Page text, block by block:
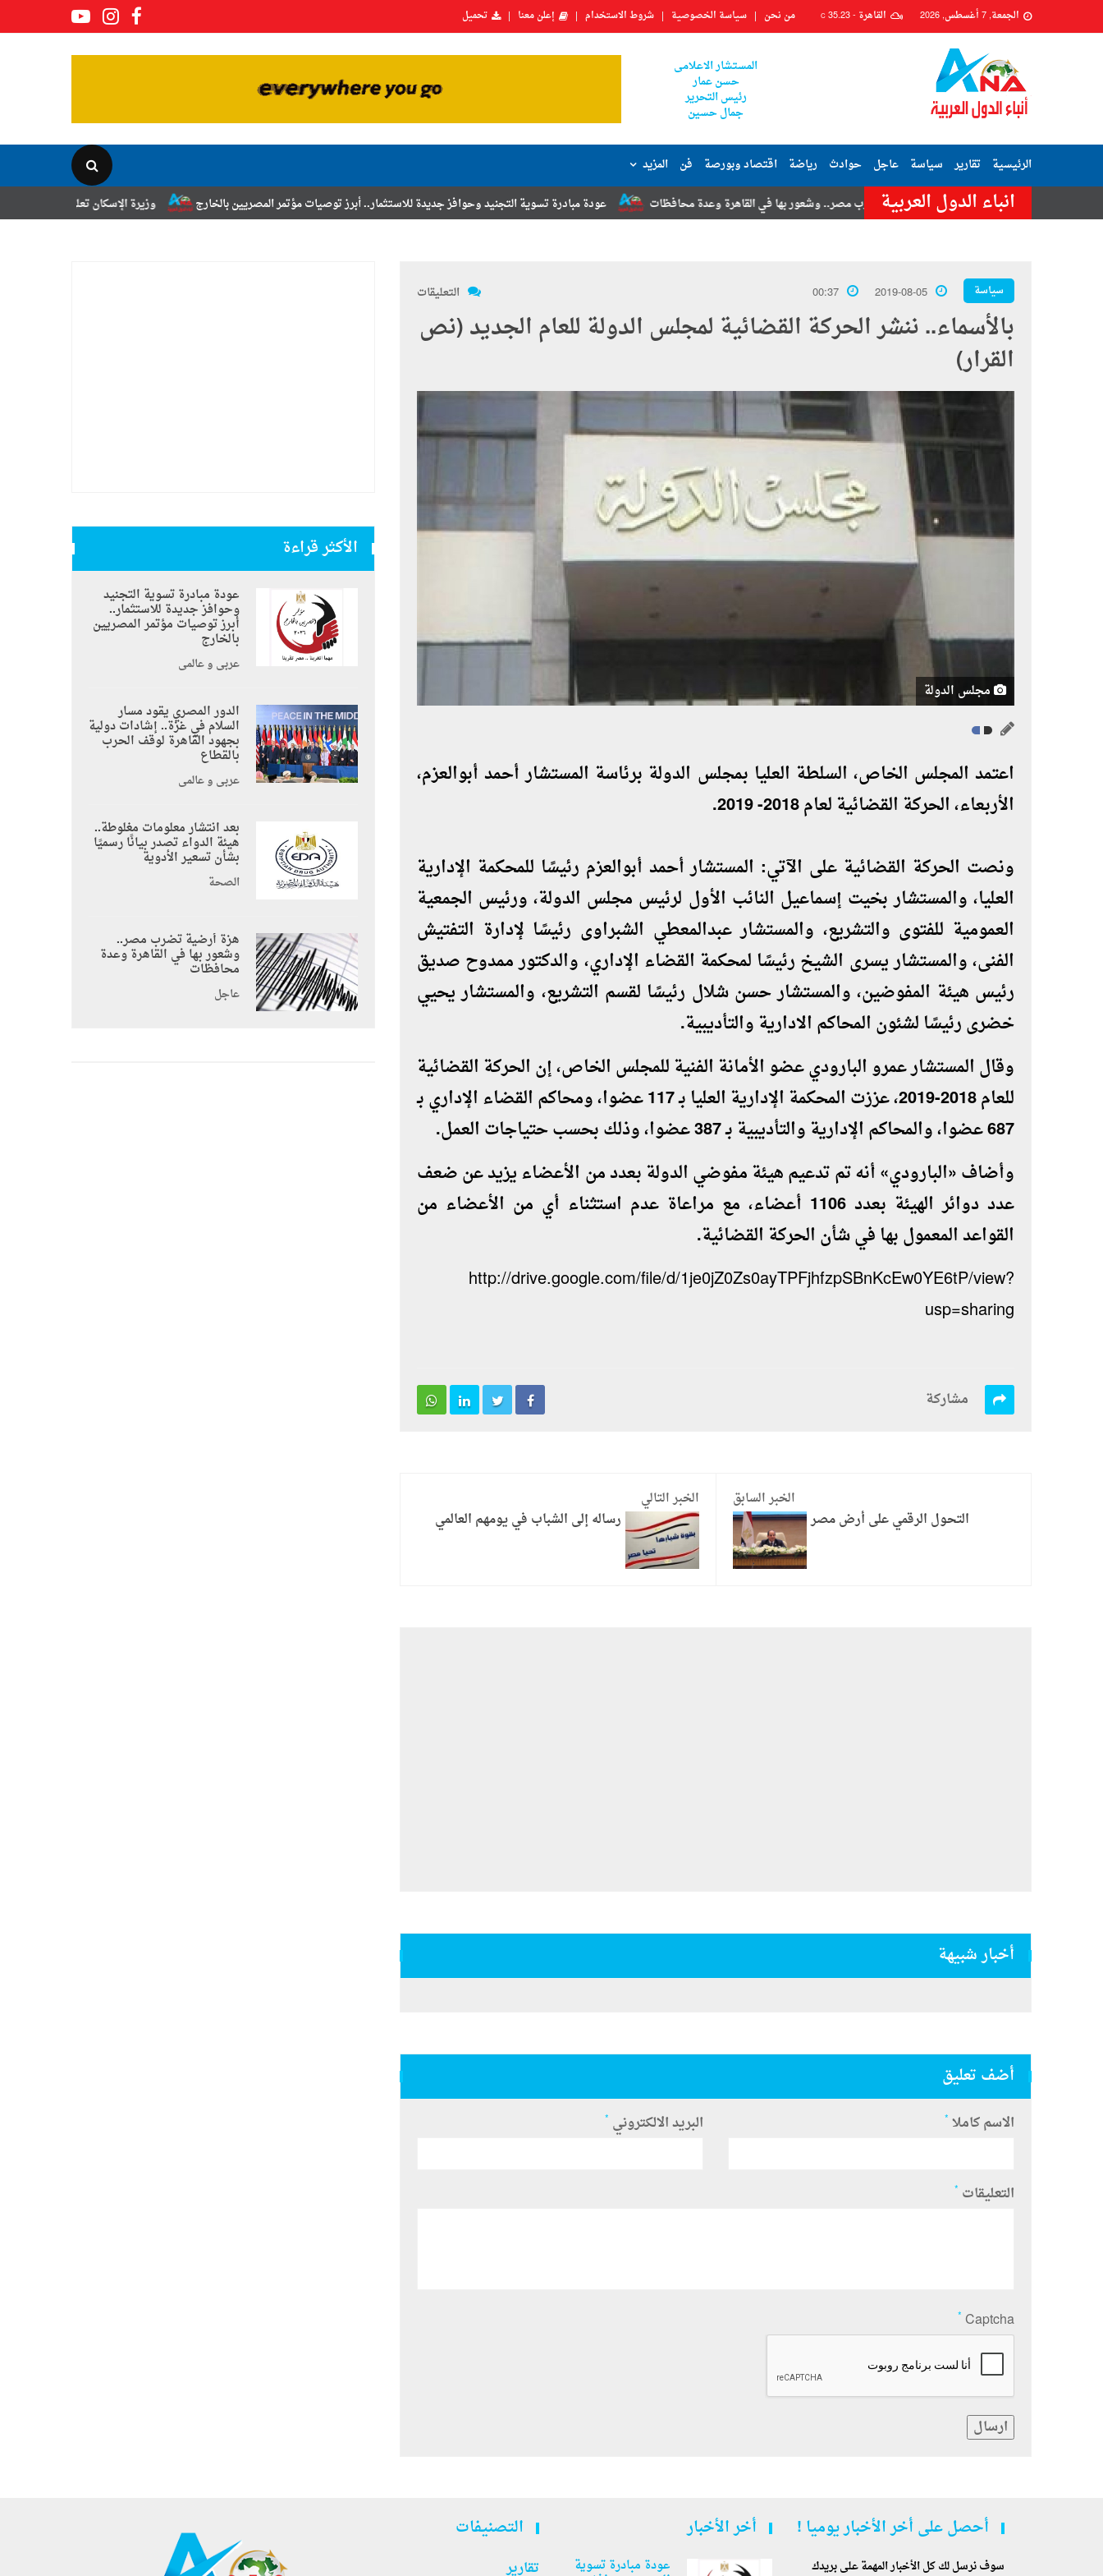
الجمعة, 7 أغسطس, 2026 القاهرة -35.23
C من نحن سياسة الخصوصية شروط الاستخدام إعلن معنا تحميل
المستشار الاعلامى
حسن عمار
رئيس التحرير
جمال حسين
الرئيسية تقارير سياسة عاجل حوادث رياضة اقتصاد وبورصة فن المزيد
انباء الدول العربية وزيرة الإسكان تعلن نتائج قرعة تخصيص أراضي عودة مبادرة تسوية التجنيد وحوافز جديدة للاستثمار.. أبرز توصيات مؤتمر المصريين بالخارج هزة أرضية تضرب مصر.. وشعور بها في القاهرة وعدة محافظات
سياسة 2019-08-05
00:37 التعليقات
بالأسماء.. ننشر الحركة القضائية لمجلس الدولة للعام الجديد (نص
القرار)
مجلس الدولة
اعتمد المجلس الخاص، السلطة العليا بمجلس الدولة برئاسة المستشار أحمد أبوالعزم،
الأربعاء، الحركة القضائية لعام 2018- 2019.
ونصت الحركة القضائية على الآتي: المستشار أحمد أبوالعزم رئيسًا للمحكمة الإدارية
العليا، والمستشار بخيت إسماعيل النائب الأول لرئيس مجلس الدولة، ورئيس الجمعية
العمومية للفتوى والتشريع، والمستشار عبدالمعطي الشبراوى رئيسًا لإدارة التفتيش
الفنى، والمستشار يسرى الشيخ رئيسًا لمحكمة القضاء الإداري، والدكتور ممدوح صديق
رئيس هيئة المفوضين، والمستشار حسن شلال رئيسًا لقسم التشريع، والمستشار يحيي
خضرى رئيسًا لشئون المحاكم الادارية والتأديبية.
وقال المستشار عمرو البارودي عضو الأمانة الفنية للمجلس الخاص، إن الحركة القضائية
للعام 2018-2019، عززت المحكمة الإدارية العليا بـ 117 عضوا، ومحاكم القضاء الإداري بـ
687 عضوا، والمحاكم الإدارية والتأديبية بـ 387 عضوا، وذلك بحسب حتياجات العمل.
وأضاف «البارودي» أنه تم تدعيم هيئة مفوضي الدولة بعدد من الأعضاء يزيد عن ضعف
عدد دوائر الهيئة بعدد 1106 أعضاء، مع مراعاة عدم استثناء أي من الأعضاء من
القواعد المعمول بها في شأن الحركة القضائية.
http://drive.google.com/file/d/1je0jZ0Zs0ayTPFjhfzpSBnKcEw0YE6tP/view?
usp=sharing
مشاركة
الخبر السابق
التحول الرقمي على أرض مصر
الخبر التالي
رساله إلى الشباب في يومهم العالمي
أخبار شبيهة
أضف تعليق
الاسم كاملا * البريد الالكتروني *
التعليقات *
Captcha
*
ارسال
الأكثر قراءة
عودة مبادرة تسوية التجنيد
وحوافز جديدة للاستثمار..
أبرز توصيات مؤتمر المصريين
بالخارج
عربي و عالمي
الدور المصري يقود مسار
السلام في غزة.. إشادات دولية
بجهود القاهرة لوقف الحرب
بالقطاع
عربي و عالمي
بعد انتشار معلومات مغلوطة..
هيئة الدواء تصدر بيانًا رسميًا
بشأن تسعير الأدوية
الصحة
هزة أرضية تضرب مصر..
وشعور بها في القاهرة وعدة
محافظات
عاجل
أحصل على أخر الأخبار يوميا !
سوف نرسل لك كل الأخبار المهمة على بريدك
أخر الأخبار
عودة مبادرة تسوية
التصنيفات
تقارير